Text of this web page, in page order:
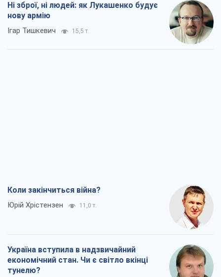
Ні зброї, ні людей: як Лукашенко будує
нову армію
Ігар Тишкевич 15,5 т.
Коли закінчиться війна?
Юрій Хрістензен 11,0 т.
Україна вступила в надзвичайний
економічний стан. Чи є світло вкінці
тунелю?